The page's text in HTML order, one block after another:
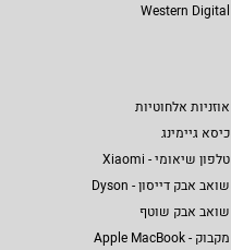
Western Digital
אוזניות אלחוטיות
כיסא גיימינג
טלפון שיאומי - Xiaomi
שואב אבק דייסון - Dyson
שואב אבק שוטף
מקבוק - Apple MacBook